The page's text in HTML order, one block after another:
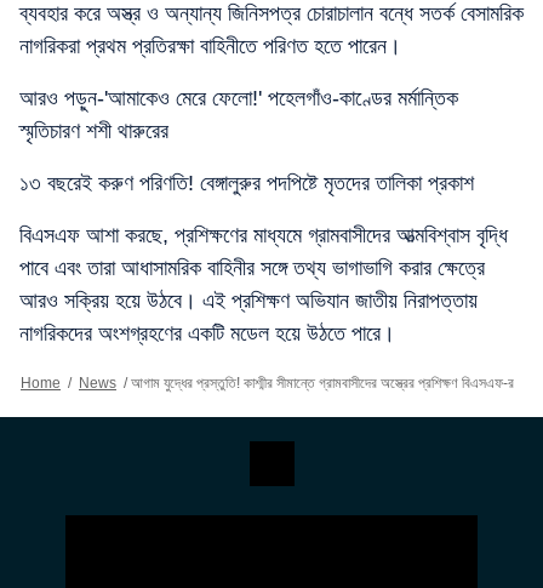
ব্যবহার করে অস্ত্র ও অন্যান্য জিনিসপত্র চোরাচালান বন্ধে সতর্ক বেসামরিক
নাগরিকরা প্রথম প্রতিরক্ষা বাহিনীতে পরিণত হতে পারেন।
আরও পড়ুন-'আমাকেও মেরে ফেলো!' পহেলগাঁও-কাণ্ডের মর্মান্তিক
স্মৃতিচারণ শশী থারুরের
১৩ বছরেই করুণ পরিণতি! বেঙ্গালুরুর পদপিষ্টে মৃতদের তালিকা প্রকাশ
বিএসএফ আশা করছে, প্রশিক্ষণের মাধ্যমে গ্রামবাসীদের আত্মবিশ্বাস বৃদ্ধি
পাবে এবং তারা আধাসামরিক বাহিনীর সঙ্গে তথ্য ভাগাভাগি করার ক্ষেত্রে
আরও সক্রিয় হয়ে উঠবে। এই প্রশিক্ষণ অভিযান জাতীয় নিরাপত্তায়
নাগরিকদের অংশগ্রহণের একটি মডেল হয়ে উঠতে পারে।
Home / News / আগাম যুদ্ধের প্রস্তুতি! কাশ্মীর সীমান্তে গ্রামবাসীদের অস্ত্রের প্রশিক্ষণ বিএসএফ-র